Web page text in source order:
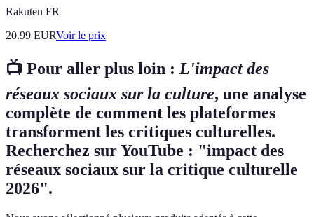
Rakuten FR
20.99 EURVoir le prix
📺 Pour aller plus loin : L'impact des
réseaux sociaux sur la culture, une analyse
complète de comment les plateformes
transforment les critiques culturelles.
Recherchez sur YouTube : "impact des
réseaux sociaux sur la critique culturelle
2026".